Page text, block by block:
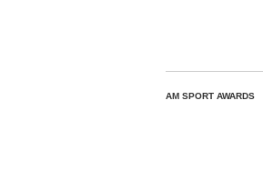
AM SPORT AWARDS